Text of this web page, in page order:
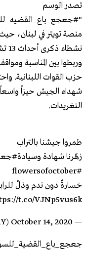
تصدر الوسم
منصة تويتر في لبنان،
نشطاء ذكرى أحداث 13 تشرين.
وربطوا بين المناسبة
حزب القوات اللبنانية.
شهداء الجيش حيزاً
التغريدات.
طمروا جيشنا بالتراب
زهّرنا شهادة وسيادة
#flowersofoctober
خسارةٌ دون ندم وذلٌ
t.co/VJNp5vus6k
— Gisele (@GISELE_TANNOURY)
October 14, 2020